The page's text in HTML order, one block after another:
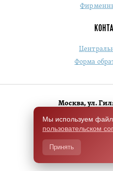
Форма
Москва, ул.
+7 (495)
Switch to
Мы используем
пользовательском
Принять